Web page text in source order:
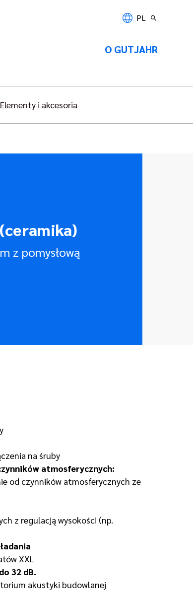
PL
O GUTJAHR
Elementy i akcesoria
z pomysłową
na śruby
atmosferycznych:
od czynników atmosferycznych ze
z regulacją wysokości (np.
XXL
32 dB.
akustyki budowlanej